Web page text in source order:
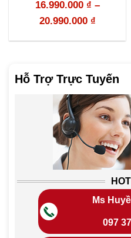
Hỗ Trợ Trực Tuyến
Ms
097
16.990.000 ₫ –
20.990.000 ₫